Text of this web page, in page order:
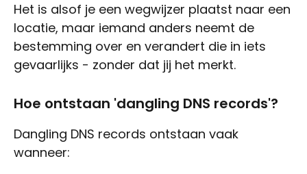
Het is alsof je een wegwijzer plaatst naar een
locatie, maar iemand anders neemt de
bestemming over en verandert die in iets
gevaarlijks - zonder dat jij het merkt.
Hoe ontstaan 'dangling DNS records'?
Dangling DNS records ontstaan vaak
wanneer: